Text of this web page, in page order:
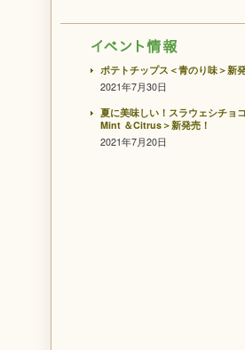
ポテトチップス＜青のり味＞新
2021年7月30日
夏に美味しい！スラウェシチョ
Mint ＆Citrus＞新発売！
2021年7月20日